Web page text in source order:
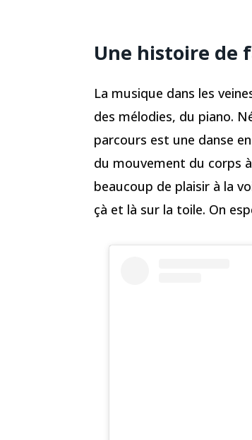
Une histoire de
La musique dans les
des mélodies, du piano.
parcours est une danse
du mouvement du corps
beaucoup de plaisir à la
çà et là sur la toile. On